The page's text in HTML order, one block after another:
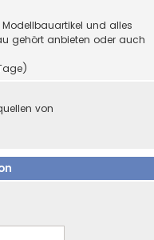
Modellbauartikel und alles
gehört anbieten oder auch
von